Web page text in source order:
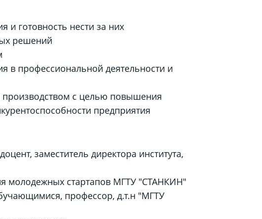
и готовность нести за них
решений
в профессиональной деятельности и
производством с целью повышения
предприятия
заместитель директора института,
молодежных стартапов МГТУ "СТАНКИН"
профессор, д.т.н "МГТУ